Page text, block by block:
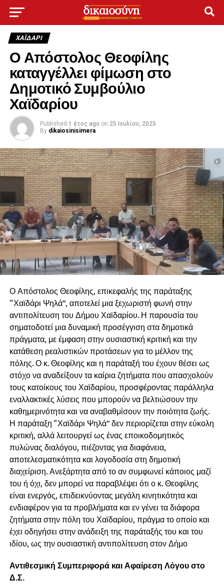
ΧΑΪΔΑΡΙ
Ο Απόστολος Θεοφίλης
καταγγέλλει φίμωση στο
Δημοτικό Συμβούλιο
Χαϊδαρίου
Published 1 έτος ago on 25 Ιουλίου, 2025
By dikaiosinisimera
Ο Απόστολος Θεοφίλης, επικεφαλής της παράταξης
“Χαϊδάρι Ψηλά”, αποτελεί μια ξεχωριστή φωνή στην
αντιπολίτευση του Δήμου Χαϊδαρίου. Η παρουσία του
σηματοδοτεί μια δυναμική προσέγγιση στα δημοτικά
πράγματα, με έμφαση στην ουσιαστική κριτική και την
κατάθεση ρεαλιστικών προτάσεων για το μέλλον της
πόλης. Ο κ. Θεοφίλης και η παράταξή του έχουν θέσει ως
στόχο να αναδείξουν τα καίρια ζητήματα που απασχολούν
τους κατοίκους του Χαϊδαρίου, προσφέροντας παράλληλα
εναλλακτικές λύσεις που μπορούν να βελτιώσουν την
καθημερινότητα και να αναβαθμίσουν την ποιότητα ζωής.
Η παράταξη “Χαϊδάρι Ψηλά” δεν περιορίζεται στην εύκολη
κριτική, αλλά λειτουργεί ως ένας εποικοδομητικός
πυλώνας διαλόγου, πιέζοντας για διαφάνεια,
αποτελεσματικότητα και λογοδοσία στη δημοτική
διαχείριση. Ανεξάρτητα από το αν συμφωνεί κάποιος μαζί
του ή όχι, δεν μπορεί να παραβλέψει ότι ο κ. Θεοφίλης
είναι ενεργός, επιδεικνύοντας μεγάλη κινητικότητα και
ενδιαφέρον για τα προβλήματα και εν γένει τα διάφορα
ζητήματα στην πόλη του Χαϊδαρίου, πράγμα το οποίο και
έχει οδηγήσει στην ανάδειξη της παράταξής του και του
ιδίου, ως την ουσιαστική αντιπολίτευση στον Δήμο
Αντιθεσμική Συμπεριφορά και Αφαίρεση Λόγου στο
Δ.Σ.